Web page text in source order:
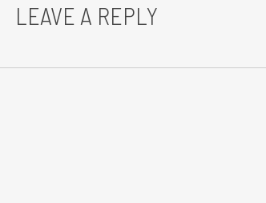
LEAVE A REPLY